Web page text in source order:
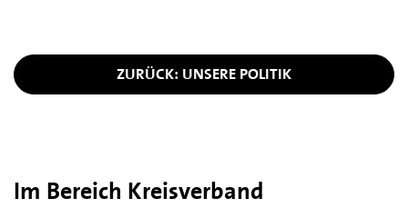
ZURÜCK: UNSERE POLITIK
Im Bereich Kreisverband